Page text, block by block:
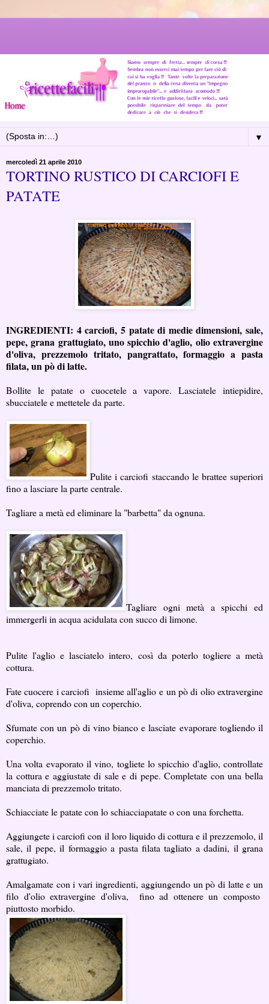
▼
mercoledì 21 aprile 2010
TORTINO RUSTICO DI CARCIOFI E
PATATE
INGREDIENTI: 4 carciofi, 5 patate di medie dimensioni, sale,
pepe, grana grattugiato, uno spicchio d'aglio, olio extravergine
d'oliva, prezzemolo tritato, pangrattato, formaggio a pasta
filata, un pò di latte.
Bollite le patate o cuocetele a vapore. Lasciatele intiepidire,
sbucciatele e mettetele da parte.
Pulite i carciofi staccando le brattee superiori
fino a lasciare la parte centrale.
Tagliare a metà ed eliminare la "barbetta" da ognuna.
Tagliare ogni metà a spicchi ed
immergerli in acqua acidulata con succo di limone.
Pulite l'aglio e lasciatelo intero, così da poterlo togliere a metà
cottura.
Fate cuocere i carciofi insieme all'aglio e un pò di olio extravergine
d'oliva, coprendo con un coperchio.
Sfumate con un pò di vino bianco e lasciate evaporare togliendo il
coperchio.
Una volta evaporato il vino, togliete lo spicchio d'aglio, controllate
la cottura e aggiustate di sale e di pepe. Completate con una bella
manciata di prezzemolo tritato.
Schiacciate le patate con lo schiacciapatate o con una forchetta.
Aggiungete i carciofi con il loro liquido di cottura e il prezzemolo, il
sale, il pepe, il formaggio a pasta filata tagliato a dadini, il grana
grattugiato.
Amalgamate con i vari ingredienti, aggiungendo un pò di latte e un
filo d'olio extravergine d'oliva, fino ad ottenere un composto
piuttosto morbido.